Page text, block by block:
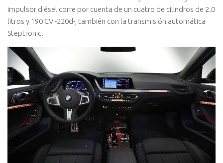
impulsor diésel corre por cuenta de un cuatro de cilindros de 2.0
litros y 190 CV -220d-, también con la transmisión automática
Steptronic.